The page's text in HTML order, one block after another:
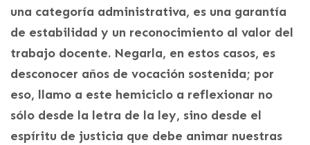
una categoría administrativa, es una garantía
de estabilidad y un reconocimiento al valor del
trabajo docente. Negarla, en estos casos, es
desconocer años de vocación sostenida; por
eso, llamo a este hemiciclo a reflexionar no
sólo desde la letra de la ley, sino desde el
espíritu de justicia que debe animar nuestras